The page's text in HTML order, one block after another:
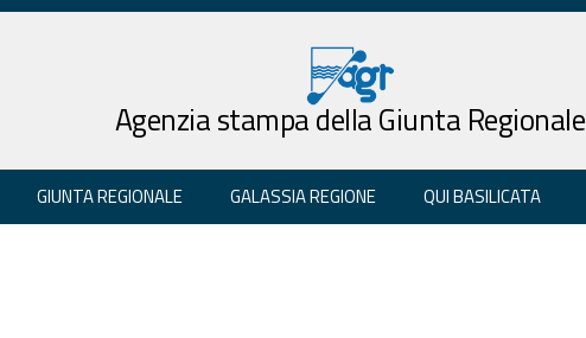
Agenzia stampa della Giunta Regionale
GIUNTA REGIONALE GALASSIA REGIONE QUI BASILICATA